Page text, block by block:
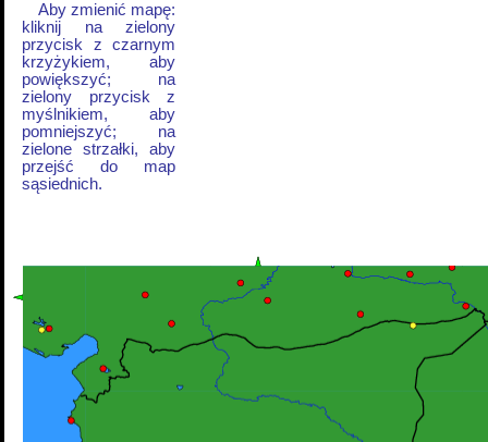
Aby zmienić mapę:
kliknij na zielony
przycisk z czarnym
krzyżykiem, aby
powiększyć; na
zielony przycisk z
myślnikiem, aby
pomniejszyć; na
zielone strzałki, aby
przejść do map
sąsiednich.